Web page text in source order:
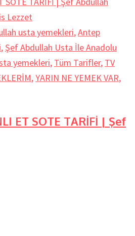
usta yemekleri,Antep
, Şef Abdullah Usta İle Anadolu
yemekleri, Tüm Tarifler, TV
,YARIN NE YEMEK VAR,
ET SOTE TARİFİ | Şef